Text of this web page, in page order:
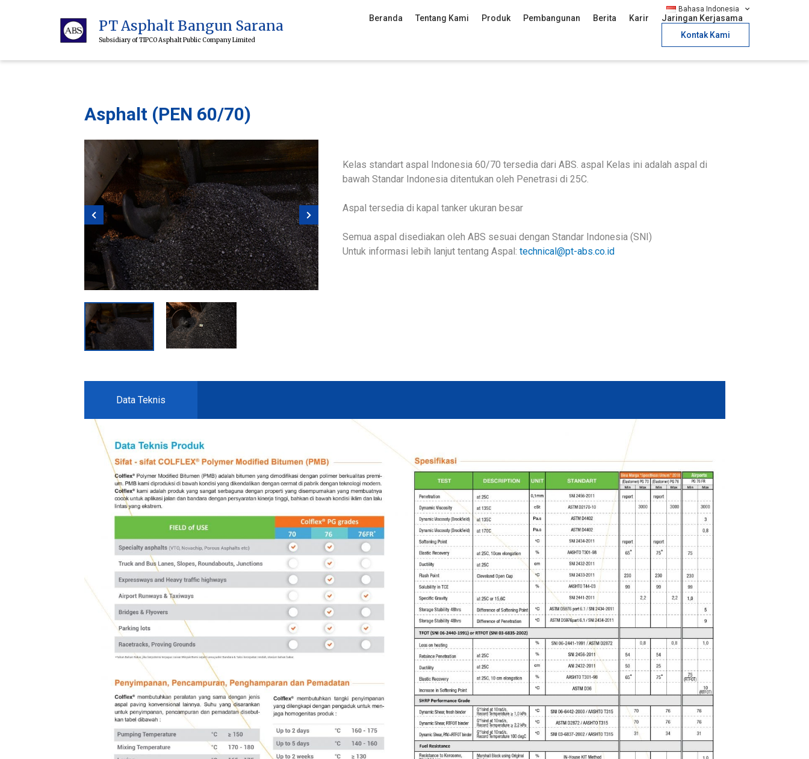
Bahasa Indonesia
PT Asphalt Bangun Sarana
Subsidiary of TIPCO Asphalt Public Company Limited
Beranda Tentang Kami Produk Pembangunan Berita Karir
Jaringan Kerjasama
Kontak Kami
Asphalt (PEN 60/70)
Kelas standart aspal Indonesia 60/70 tersedia dari ABS. aspal Kelas ini adalah aspal di
bawah Standar Indonesia ditentukan oleh Penetrasi di 25C.
Aspal tersedia di kapal tanker ukuran besar
Semua aspal disediakan oleh ABS sesuai dengan Standar Indonesia (SNI)
Untuk informasi lebih lanjut tentang Aspal: technical@pt-abs.co.id
Data Teknis